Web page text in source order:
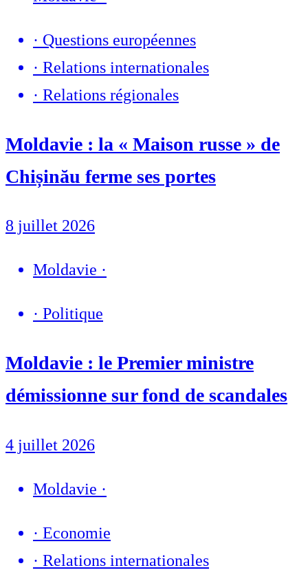
· Questions européennes
· Relations internationales
· Relations régionales
Moldavie : la « Maison russe » de
Chișinău ferme ses portes
8 juillet 2026
Moldavie ·
· Politique
Moldavie : le Premier ministre
démissionne sur fond de scandales
4 juillet 2026
Moldavie ·
· Economie
· Relations internationales